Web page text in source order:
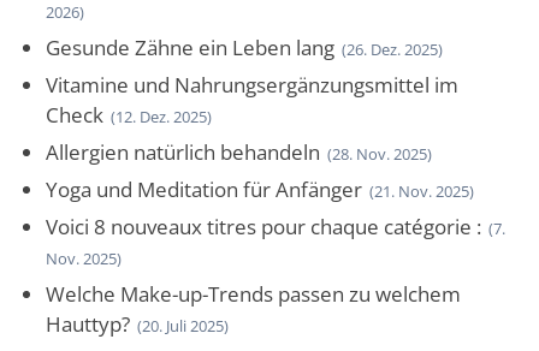
2026)
Gesunde Zähne ein Leben lang (26. Dez. 2025)
Vitamine und Nahrungsergänzungsmittel im
Check (12. Dez. 2025)
Allergien natürlich behandeln (28. Nov. 2025)
Yoga und Meditation für Anfänger (21. Nov. 2025)
Voici 8 nouveaux titres pour chaque catégorie : (7.
Nov. 2025)
Welche Make-up-Trends passen zu welchem
Hauttyp? (20. Juli 2025)